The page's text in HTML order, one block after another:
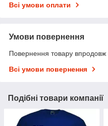
Всі умови оплати
Умови повернення
Повернення товару впродовж
Всі умови повернення
Подібні товари компанії